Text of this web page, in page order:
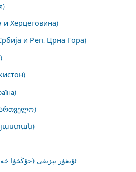
и Херцеговина)
и Реп. Црна Гора)
ئۇيغۇر يېزىقى (جۇڭخۇا